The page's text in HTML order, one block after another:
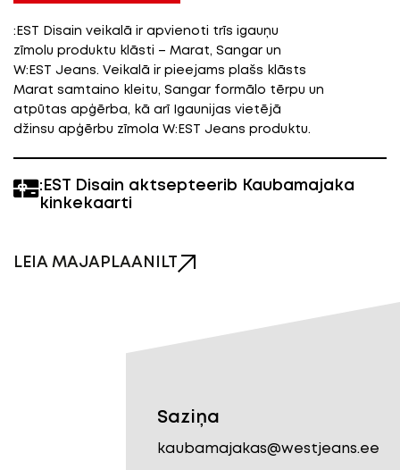
:EST Disain veikalā ir apvienoti trīs igauņu
zīmolu produktu klāsti – Marat, Sangar un
W:EST Jeans. Veikalā ir pieejams plašs klāsts
Marat samtaino kleitu, Sangar formālo tērpu un
atpūtas apģērba, kā arī Igaunijas vietējā
džinsu apģērbu zīmola W:EST Jeans produktu.
:EST Disain aktsepteerib Kaubamajaka
kinkekaarti
LEIA MAJAPLAANILT
Saziņa
kaubamajakas@westjeans.ee